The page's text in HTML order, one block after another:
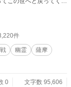
を彼らは救った……
件
幽霊
薩摩
0
文字数 95,606